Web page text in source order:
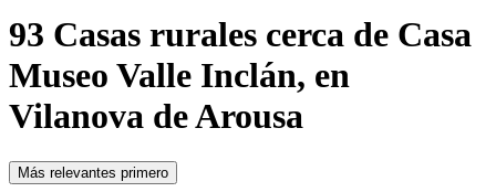
93 Casas rurales cerca de Casa
Museo Valle Inclán, en
Vilanova de Arousa
Más relevantes primero